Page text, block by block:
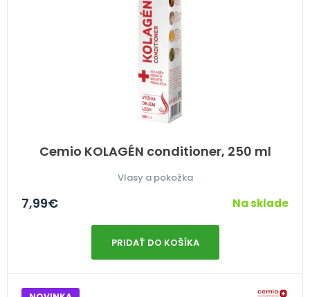
Cemio KOLAGÉN conditioner, 250 ml
Vlasy a pokožka
7,99€ Na sklade
PRIDAŤ DO KOŠÍKA